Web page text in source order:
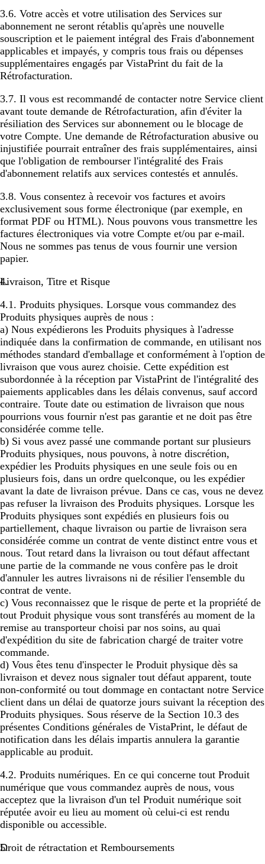
3.6. Votre accès et votre utilisation des Services sur
abonnement ne seront rétablis qu'après une nouvelle
souscription et le paiement intégral des Frais d'abonnement
applicables et impayés, y compris tous frais ou dépenses
supplémentaires engagés par VistaPrint du fait de la
Rétrofacturation.
3.7. Il vous est recommandé de contacter notre Service client
avant toute demande de Rétrofacturation, afin d'éviter la
résiliation des Services sur abonnement ou le blocage de
votre Compte. Une demande de Rétrofacturation abusive ou
injustifiée pourrait entraîner des frais supplémentaires, ainsi
que l'obligation de rembourser l'intégralité des Frais
d'abonnement relatifs aux services contestés et annulés.
3.8. Vous consentez à recevoir vos factures et avoirs
exclusivement sous forme électronique (par exemple, en
format PDF ou HTML). Nous pouvons vous transmettre les
factures électroniques via votre Compte et/ou par e-mail.
Nous ne sommes pas tenus de vous fournir une version
papier.
Livraison, Titre et Risque
4.1. Produits physiques. Lorsque vous commandez des
Produits physiques auprès de nous :
a) Nous expédierons les Produits physiques à l'adresse
indiquée dans la confirmation de commande, en utilisant nos
méthodes standard d'emballage et conformément à l'option de
livraison que vous aurez choisie. Cette expédition est
subordonnée à la réception par VistaPrint de l'intégralité des
paiements applicables dans les délais convenus, sauf accord
contraire. Toute date ou estimation de livraison que nous
pourrions vous fournir n'est pas garantie et ne doit pas être
considérée comme telle.
b) Si vous avez passé une commande portant sur plusieurs
Produits physiques, nous pouvons, à notre discrétion,
expédier les Produits physiques en une seule fois ou en
plusieurs fois, dans un ordre quelconque, ou les expédier
avant la date de livraison prévue. Dans ce cas, vous ne devez
pas refuser la livraison des Produits physiques. Lorsque les
Produits physiques sont expédiés en plusieurs fois ou
partiellement, chaque livraison ou partie de livraison sera
considérée comme un contrat de vente distinct entre vous et
nous. Tout retard dans la livraison ou tout défaut affectant
une partie de la commande ne vous confère pas le droit
d'annuler les autres livraisons ni de résilier l'ensemble du
contrat de vente.
c) Vous reconnaissez que le risque de perte et la propriété de
tout Produit physique vous sont transférés au moment de la
remise au transporteur choisi par nos soins, au quai
d'expédition du site de fabrication chargé de traiter votre
commande.
d) Vous êtes tenu d'inspecter le Produit physique dès sa
livraison et devez nous signaler tout défaut apparent, toute
non-conformité ou tout dommage en contactant notre Service
client dans un délai de quatorze jours suivant la réception des
Produits physiques. Sous réserve de la Section 10.3 des
présentes Conditions générales de VistaPrint, le défaut de
notification dans les délais impartis annulera la garantie
applicable au produit.
4.2. Produits numériques. En ce qui concerne tout Produit
numérique que vous commandez auprès de nous, vous
acceptez que la livraison d'un tel Produit numérique soit
réputée avoir eu lieu au moment où celui-ci est rendu
disponible ou accessible.
Droit de rétractation et Remboursements